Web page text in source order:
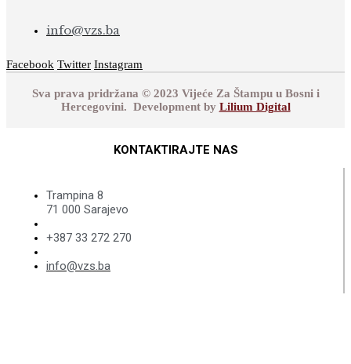
info@vzs.ba
Facebook Twitter Instagram
Sva prava pridržana © 2023 Vijeće Za Štampu u Bosni i
Hercegovini. Development by Lilium Digital
KONTAKTIRAJTE NAS
Trampina 8
71 000 Sarajevo
+387 33 272 270
info@vzs.ba